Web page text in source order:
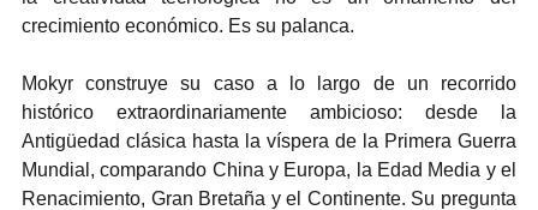
crecimiento económico. Es su palanca.
Mokyr construye su caso a lo largo de un recorrido
histórico extraordinariamente ambicioso: desde la
Antigüedad clásica hasta la víspera de la Primera Guerra
Mundial, comparando China y Europa, la Edad Media y el
Renacimiento, Gran Bretaña y el Continente. Su pregunta